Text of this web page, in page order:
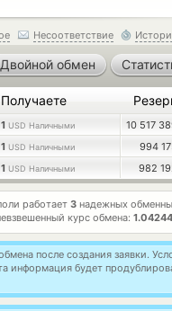
Несоответствие
Двойной обмен
Получаете
1 USD Наличными 10 517
1 USD Наличными 994
1 USD Наличными 982
работает 3 надежных
курс обмена:
после создания заявки.
информация будет